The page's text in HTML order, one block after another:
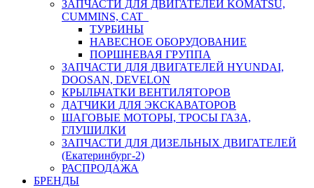
ЗАПЧАСТИ ДЛЯ ДВИГАТЕЛЕЙ KOMATSU,
CUMMINS, CAT
ТУРБИНЫ
НАВЕСНОЕ ОБОРУДОВАНИЕ
ПОРШНЕВАЯ ГРУППА
ЗАПЧАСТИ ДЛЯ ДВИГАТЕЛЕЙ HYUNDAI,
DOOSAN, DEVELON
КРЫЛЬЧАТКИ ВЕНТИЛЯТОРОВ
ДАТЧИКИ ДЛЯ ЭКСКАВАТОРОВ
ШАГОВЫЕ МОТОРЫ, ТРОСЫ ГАЗА,
ГЛУШИЛКИ
ЗАПЧАСТИ ДЛЯ ДИЗЕЛЬНЫХ ДВИГАТЕЛЕЙ
(Екатеринбург-2)
РАСПРОДАЖА
БРЕНДЫ